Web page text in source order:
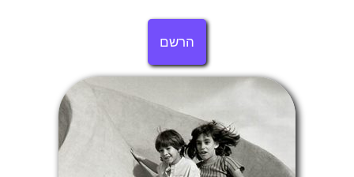
הרשם